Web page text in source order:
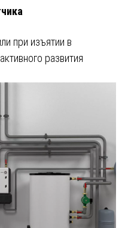
при изъятии в
развития